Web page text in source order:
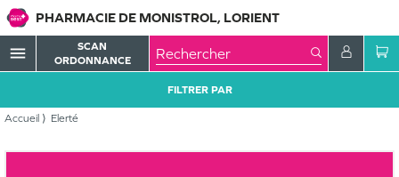
PHARMACIE DE MONISTROL, LORIENT
menu
SCAN
ORDONNANCE
Accueil Elerté
FILTRER PAR